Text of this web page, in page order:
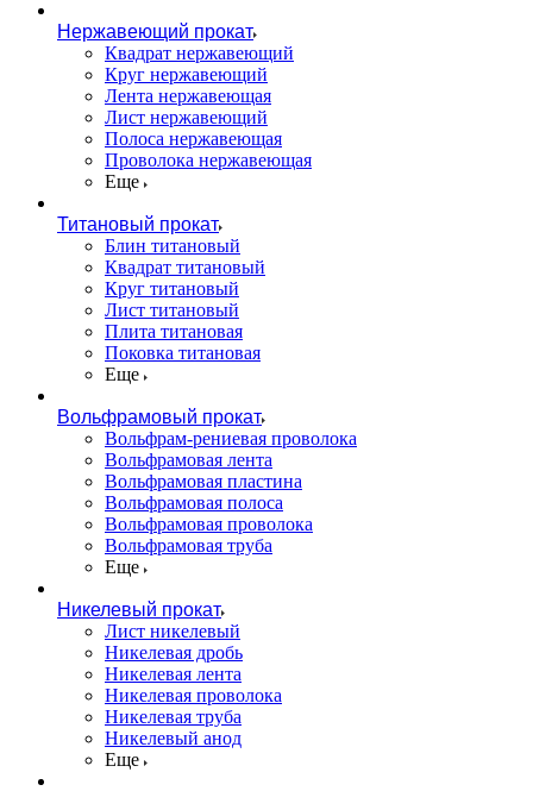
Нержавеющий прокат
Квадрат нержавеющий
Круг нержавеющий
Лента нержавеющая
Лист нержавеющий
Полоса нержавеющая
Проволока нержавеющая
Еще
Титановый прокат
Блин титановый
Квадрат титановый
Круг титановый
Лист титановый
Плита титановая
Поковка титановая
Еще
Вольфрамовый прокат
Вольфрам-рениевая проволока
Вольфрамовая лента
Вольфрамовая пластина
Вольфрамовая полоса
Вольфрамовая проволока
Вольфрамовая труба
Еще
Никелевый прокат
Лист никелевый
Никелевая дробь
Никелевая лента
Никелевая проволока
Никелевая труба
Никелевый анод
Еще